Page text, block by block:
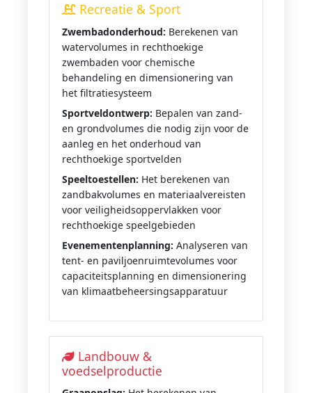
Recreatie & Sport
Zwembadonderhoud: Berekenen van
watervolumes in rechthoekige
zwembaden voor chemische
behandeling en dimensionering van
het filtratiesysteem
Sportveldontwerp: Bepalen van zand-
en grondvolumes die nodig zijn voor de
aanleg en het onderhoud van
rechthoekige sportvelden
Speeltoestellen: Het berekenen van
zandbakvolumes en materiaalvereisten
voor veiligheidsoppervlakken voor
rechthoekige speelgebieden
Evenementenplanning: Analyseren van
tent- en paviljoenruimtevolumes voor
capaciteitsplanning en dimensionering
van klimaatbeheersingsapparatuur
Landbouw &
voedselproductie